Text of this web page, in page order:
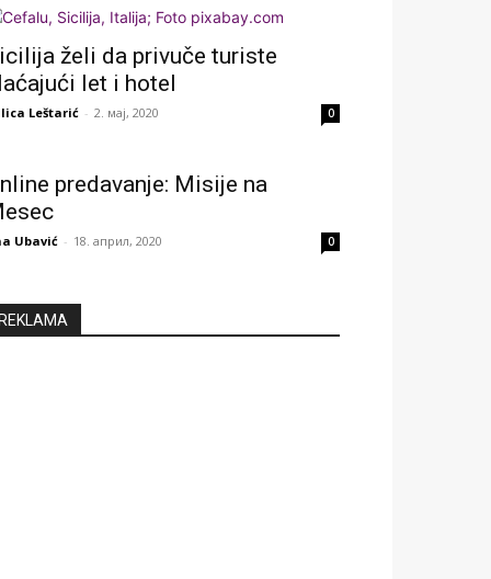
želi da privuče turiste
let i hotel
Leštarić - 2. мај, 2020 0
predavanje: Misije na
Ubavić - 18. април, 2020 0
REKLAMA